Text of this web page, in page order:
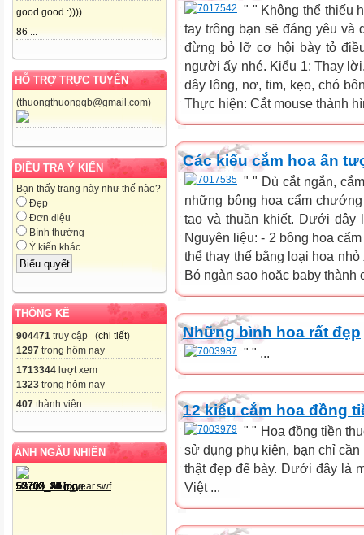
good good :)))) ...
86 ...
HỖ TRỢ TRỰC TUYẾN
(thuongthuongqb@gmail.com)
ĐIỀU TRA Ý KIẾN
Bạn thấy trang này như thế nào?
Đẹp
Đơn điệu
Bình thường
Ý kiến khác
THỐNG KÊ
904471 truy cập (chi tiết)
1297 trong hôm nay
1713344 lượt xem
1323 trong hôm nay
407 thành viên
ẢNH NGẪU NHIÊN
" " Không thể thiếu
tay trông bạn sẽ đáng yêu và
đừng bỏ lỡ cơ hội bày tỏ
người ấy nhé. Kiểu 1: Thay
dây lông, nơ, tim, kẹo, chó
Thực hiện: Cắt mouse thành
Các kiểu cắm hoa ấn
" " Dù cắt ngắn,
những bông hoa cẩm
tao và thuần khiết. Dưới đây
Nguyên liệu: - 2 bông hoa
thể thay thế bằng loại hoa
Bó ngàn sao hoặc baby thành
Những bình hoa rất đẹp
" " ...
12 kiểu cắm hoa đồng
" " Hoa đồng tiền
sử dụng phụ kiện, bạn chỉ
thật đẹp để bày. Dưới đây là
Việt ...